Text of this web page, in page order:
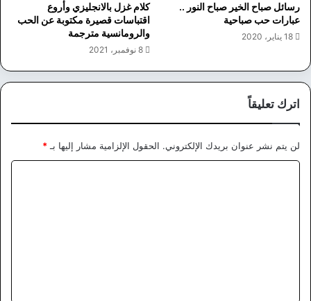
رسائل صباح الخير صباح النور ..
عبارات حب صباحية
18 يناير، 2020
كلام غزل بالانجليزي وأروع
اقتباسات قصيرة مكتوبة عن الحب
والرومانسية مترجمة
8 نوفمبر، 2021
اترك تعليقاً
لن يتم نشر عنوان بريدك الإلكتروني. الحقول الإلزامية مشار إليها بـ*